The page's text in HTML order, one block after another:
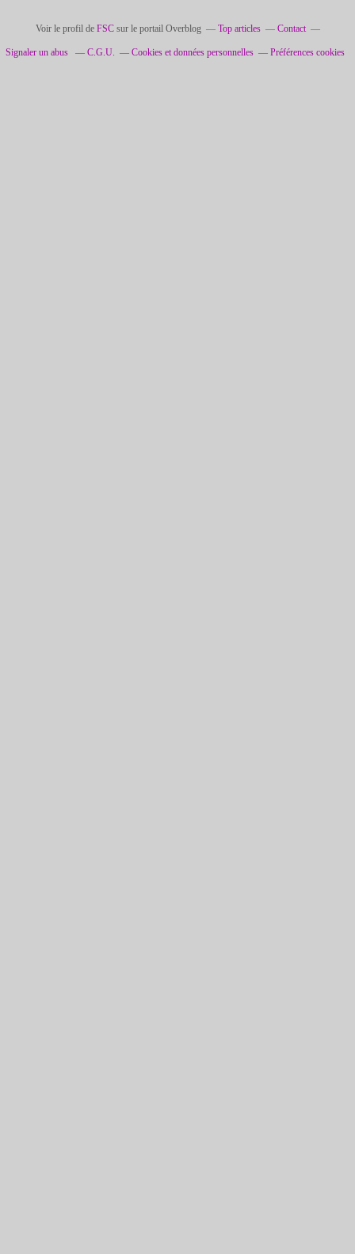
Voir le profil de FSCsur le portail Overblog Top articles Contact
Signaler un abus C.G.U. Cookies et données personnelles Préférences cookies